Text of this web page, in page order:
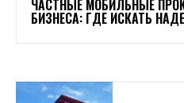
ЧАСТНЫЕ МОБИЛЬНЫЕ
БИЗНЕСА: ГДЕ ИСКАТЬ